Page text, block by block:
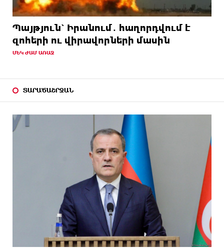
Պայթյուն՝ Իրանում․ հաղորդվում է
զոհերի ու վիրավորների մասին
ՄԵԿ ԺԱՄ ԱՌԱՋ
ՏԱՐԱԾԱՇՐՋԱՆ